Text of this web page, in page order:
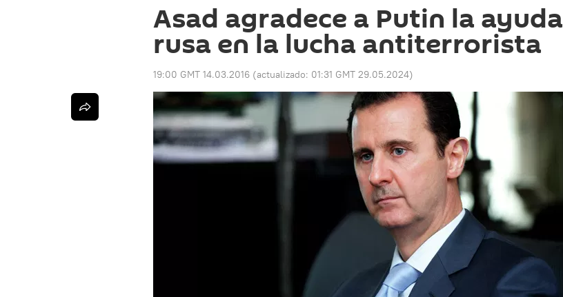
Asad agradece a Putin la ayuda
rusa en la lucha antiterrorista
19:00 GMT 14.03.2016 (actualizado: 01:31 GMT 29.05.2024)